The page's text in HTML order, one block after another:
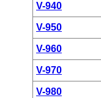
V-940
V-950
V-960
V-970
V-980